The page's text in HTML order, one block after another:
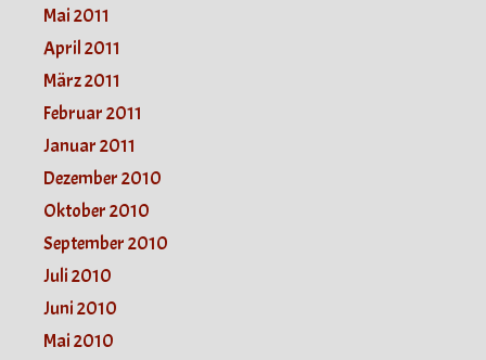
Mai 2011
April 2011
März 2011
Februar 2011
Januar 2011
Dezember 2010
Oktober 2010
September 2010
Juli 2010
Juni 2010
Mai 2010